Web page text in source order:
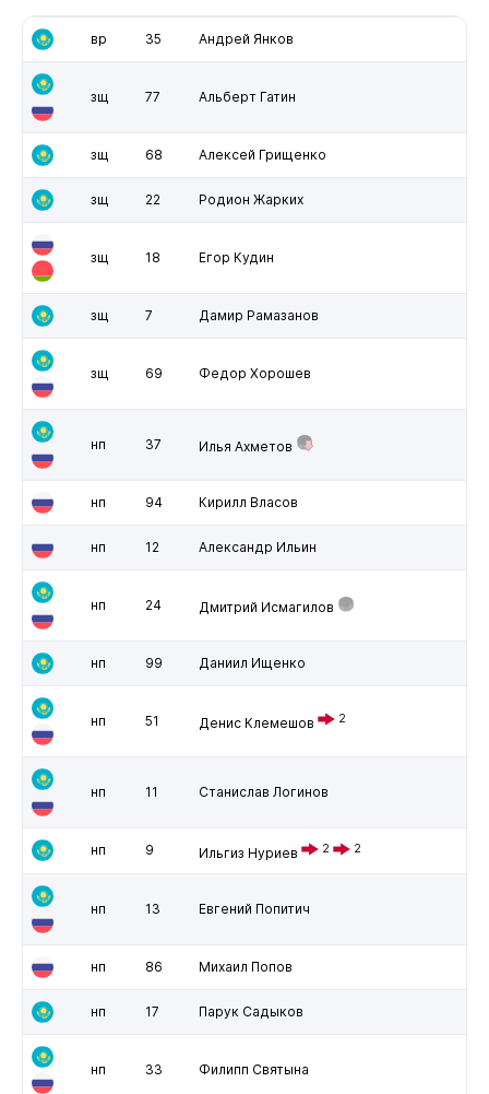
вр 35 Андрей Янков
зщ 77 Альберт Гатин
зщ 68 Алексей Грищенко
зщ 22 Родион Жарких
зщ 18 Егор Кудин
зщ 7 Дамир Рамазанов
зщ 69 Федор Хорошев
нп 37 Илья Ахметов
нп 94 Кирилл Власов
нп 12 Александр Ильин
нп 24 Дмитрий Исмагилов
нп 99 Даниил Ищенко
нп 51 Денис Клемешов 2
нп 11 Станислав Логинов
нп 9 Ильгиз Нуриев 2 2
нп 13 Евгений Попитич
нп 86 Михаил Попов
нп 17 Парук Садыков
нп 33 Филипп Святына